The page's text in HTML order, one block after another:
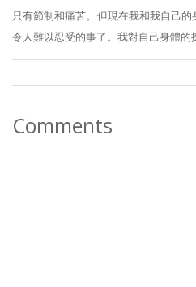
只有節制和痛苦。但現在我和我自己
令人難以忍受的事了。我對自己身體的
Comments